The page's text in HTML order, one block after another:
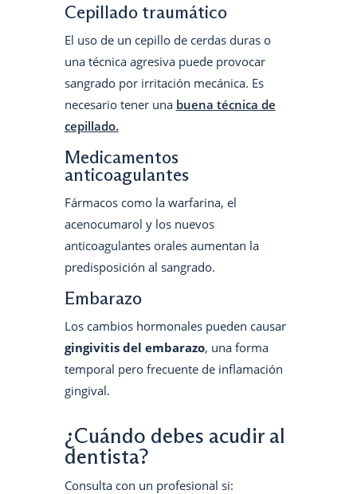
Cepillado traumático
El uso de un cepillo de cerdas duras o
una técnica agresiva puede provocar
sangrado por irritación mecánica. Es
necesario tener una buena técnica de
cepillado.
Medicamentos
anticoagulantes
Fármacos como la warfarina, el
acenocumarol y los nuevos
anticoagulantes orales aumentan la
predisposición al sangrado.
Embarazo
Los cambios hormonales pueden causar
gingivitis del embarazo, una forma
temporal pero frecuente de inflamación
gingival.
¿Cuándo debes acudir al
dentista?
Consulta con un profesional si: